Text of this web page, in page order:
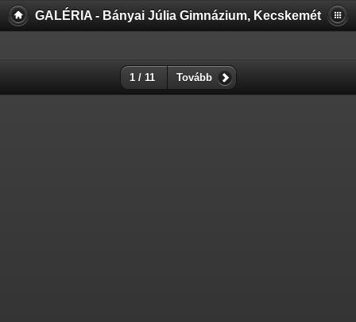
GALÉRIA - Bányai Júlia Gimnázium, Kecskemét
1 / 11 Tovább